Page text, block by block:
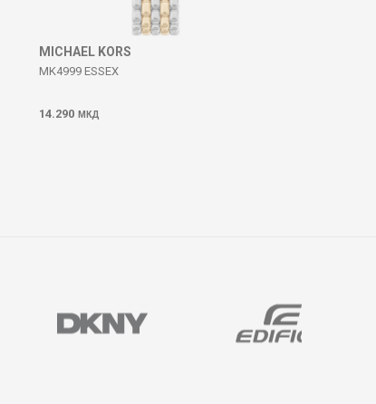
MICHAEL KORS
MK4999 ESSEX
14.290 МКД